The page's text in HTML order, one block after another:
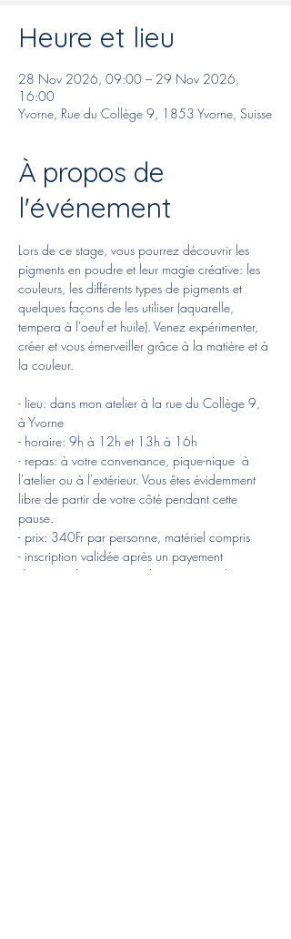
Heure et lieu
28 Nov 2026, 09:00 – 29 Nov 2026,
16:00
Yvorne, Rue du Collège 9, 1853 Yvorne, Suisse
À propos de
l'événement
Lors de ce stage, vous pourrez découvrir les
pigments en poudre et leur magie créative: les
couleurs, les différents types de pigments et
quelques façons de les utiliser (aquarelle,
tempera à l'oeuf et huile). Venez expérimenter,
créer et vous émerveiller grâce à la matière et à
la couleur.
- lieu: dans mon atelier à la rue du Collège 9,
à Yvorne
- horaire: 9h à 12h et 13h à 16h
- repas: à votre convenance, pique-nique  à
l'atelier ou à l'extérieur. Vous êtes évidemment
libre de partir de votre côté pendant cette
pause.
- prix: 340Fr par personne, matériel compris
- inscription validée après un payement
d'avance de 200Fr. Remboursé intégralement